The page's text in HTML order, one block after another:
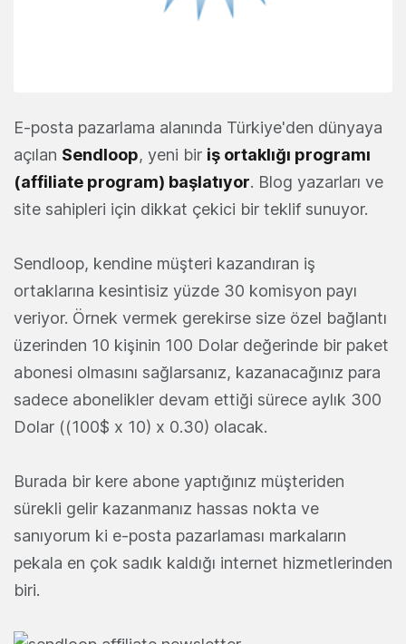
E-posta pazarlama alanında Türkiye'den dünyaya
açılan Sendloop, yeni bir iş ortaklığı programı
(affiliate program) başlatıyor. Blog yazarları ve
site sahipleri için dikkat çekici bir teklif sunuyor.
Sendloop, kendine müşteri kazandıran iş
ortaklarına kesintisiz yüzde 30 komisyon payı
veriyor. Örnek vermek gerekirse size özel bağlantı
üzerinden 10 kişinin 100 Dolar değerinde bir paket
abonesi olmasını sağlarsanız, kazanacağınız para
sadece abonelikler devam ettiği sürece aylık 300
Dolar ((100$ x 10) x 0.30) olacak.
Burada bir kere abone yaptığınız müşteriden
sürekli gelir kazanmanız hassas nokta ve
sanıyorum ki e-posta pazarlaması markaların
pekala en çok sadık kaldığı internet hizmetlerinden
biri.